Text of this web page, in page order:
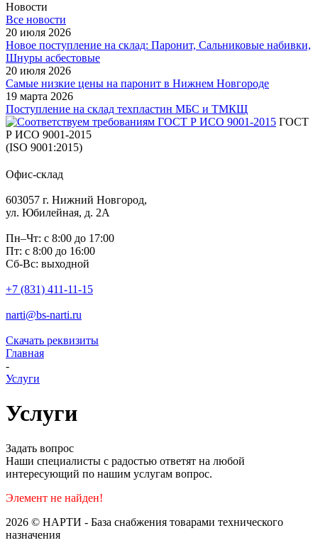
Новости
Все новости
20 июля 2026
Новое поступление на склад: Паронит, Сальниковые набивки,
Шнуры асбестовые
20 июля 2026
Самые низкие цены на паронит в Нижнем Новгороде
19 марта 2026
Поступление на склад техпластин МБС и ТМКЩ
ГОСТ
Р ИСО 9001-2015
(ISO 9001:2015)
Офис-склад
603057 г. Нижний Новгород,
ул. Юбилейная, д. 2А
Пн–Чт: с 8:00 до 17:00
Пт: с 8:00 до 16:00
Сб-Вс: выходной
+7 (831) 411-11-15
narti@bs-narti.ru
Скачать реквизиты
Главная
-
Услуги
Услуги
Задать вопрос
Наши специалисты с радостью ответят на любой
интересующий по нашим услугам вопрос.
Элемент не найден!
2026 © НАРТИ - База снабжения товарами технического
назначения